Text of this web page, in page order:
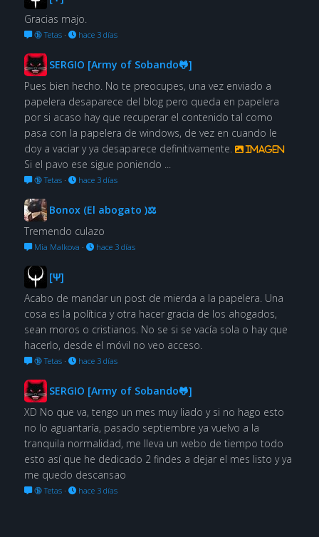
Gracias majo.
🔞 Tetas· hace 3 días
SERGIO [Army of Sobando🐸]
Pues bien hecho. No te preocupes, una vez enviado a
papelera desaparece del blog pero queda en papelera
por si acaso hay que recuperar el contenido tal como
pasa con la papelera de windows, de vez en cuando le
doy a vaciar y ya desaparece definitivamente.
Imagen
Si el pavo ese sigue poniendo ...
🔞 Tetas· hace 3 días
Bonox (El abogato )⚖
Tremendo culazo
Mia Malkova · hace 3 días
[Ψ]
Acabo de mandar un post de mierda a la papelera. Una
cosa es la política y otra hacer gracia de los ahogados,
sean moros o cristianos. No se si se vacía sola o hay que
hacerlo, desde el móvil no veo acceso.
🔞 Tetas· hace 3 días
SERGIO [Army of Sobando🐸]
XD No que va, tengo un mes muy liado y si no hago esto
no lo aguantaría, pasado septiembre ya vuelvo a la
tranquila normalidad, me lleva un webo de tiempo todo
esto así que he dedicado 2 findes a dejar el mes listo y ya
me quedo descansao
🔞 Tetas· hace 3 días